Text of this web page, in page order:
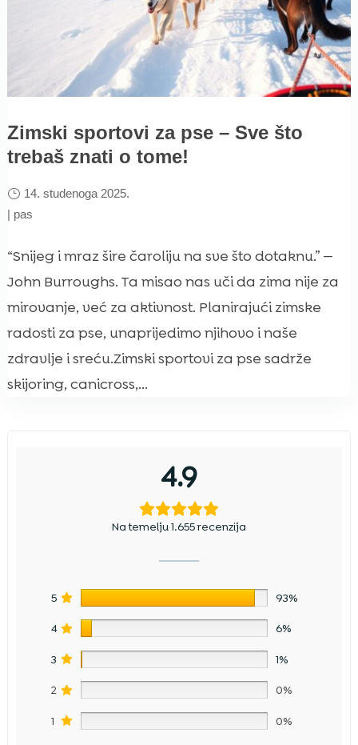
Zimski sportovi za pse – Sve što
trebaš znati o tome!
14. studenoga 2025.
| pas
“Snijeg i mraz šire čaroliju na sve što dotaknu.” —
John Burroughs. Ta misao nas uči da zima nije za
mirovanje, već za aktivnost. Planirajući zimske
radosti za pse, unaprijedimo njihovo i naše
zdravlje i sreću.Zimski sportovi za pse sadrže
skijoring, canicross,...
4.9
Na temelju 1.655 recenzija
5 93%
4 6%
3 1%
2 0%
1 0%